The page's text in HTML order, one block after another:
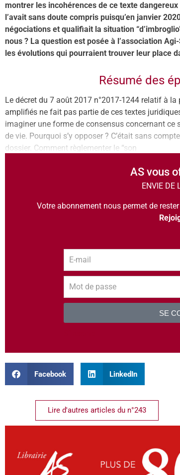
montrer les incohérences de ce texte
l’avait sans doute compris puisqu’en janvier
négociations et qualifiait la situation
nous ? La question est posée à l’association
les évolutions qui pourraient trouver leur place
Résumé des
Le décret du 7 août 2017 n°2017-1244 relatif à
amplifiés ne fait pas partie de ces textes
imaginer une forme de consensus concernant ce
de vie. Pourquoi s’y opposer ? C’était sans
dossier. Comment règlementer le “son
AS vous
ENVIE DE
Votre abonnement nous permet de
SE
Facebook LinkedIn
Lire d'autres articles du n°243